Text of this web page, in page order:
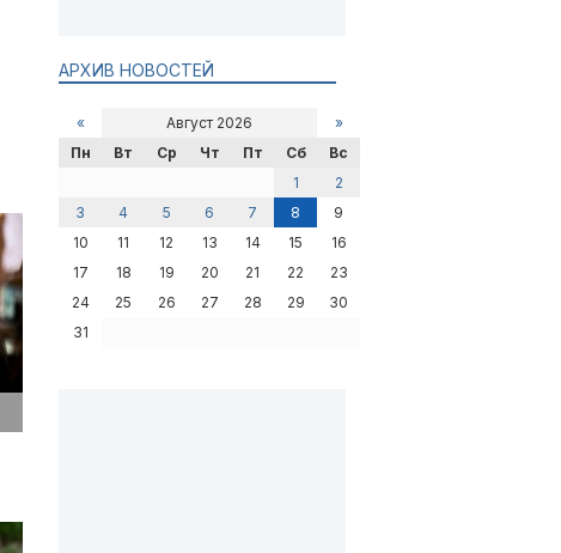
АРХИВ НОВОСТЕЙ
« Август 2026
»
Пн
Вт Ср Чт Пт Сб
Вс
1
2
3
4 5 6 7 8
9
10
11 12 13 14 15
16
17
18 19 20 21 22
23
24
25 26 27 28 29
30
31